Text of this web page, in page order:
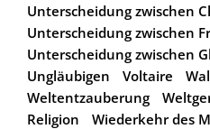
Unterscheidung zwischen
Unterscheidung zwischen
Unterscheidung zwischen
Ungläubigen
Voltaire
Weltentzauberung
Religion
Wiederkehr des